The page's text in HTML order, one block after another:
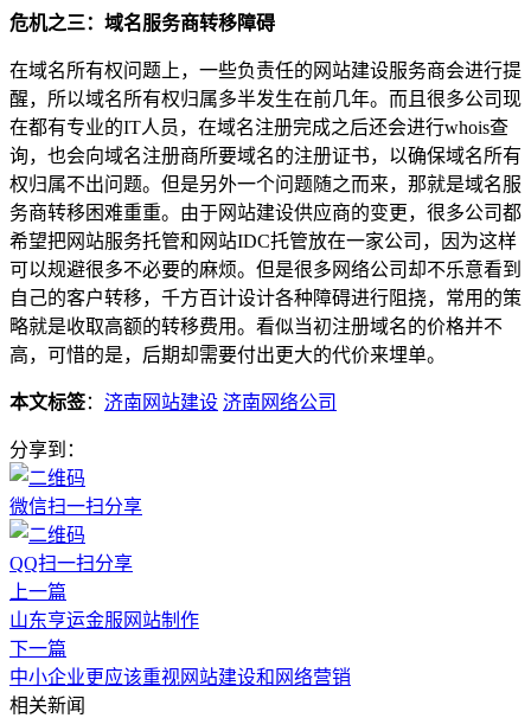
危机之三：域名服务商转移障碍
在域名所有权问题上，一些负责任的网站建设服务商会进行提
醒，所以域名所有权归属多半发生在前几年。而且很多公司现
在都有专业的IT人员，在域名注册完成之后还会进行whois查
询，也会向域名注册商所要域名的注册证书，以确保域名所有
权归属不出问题。但是另外一个问题随之而来，那就是域名服
务商转移困难重重。由于网站建设供应商的变更，很多公司都
希望把网站服务托管和网站IDC托管放在一家公司，因为这样
可以规避很多不必要的麻烦。但是很多网络公司却不乐意看到
自己的客户转移，千方百计设计各种障碍进行阻挠，常用的策
略就是收取高额的转移费用。看似当初注册域名的价格并不
高，可惜的是，后期却需要付出更大的代价来埋单。
本文标签： 济南网站建设 济南网络公司
分享到：
微信扫一扫分享
QQ扫一扫分享
上一篇
山东亨运金服网站制作
下一篇
中小企业更应该重视网站建设和网络营销
相关新闻